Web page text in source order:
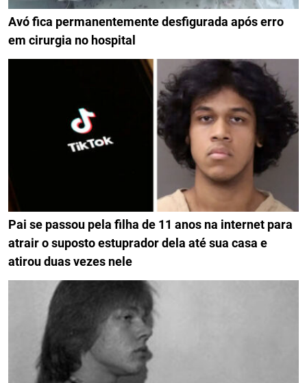
Avó fica permanentemente desfigurada após erro
em cirurgia no hospital
Pai se passou pela filha de 11 anos na internet para
atrair o suposto estuprador dela até sua casa e
atirou duas vezes nele